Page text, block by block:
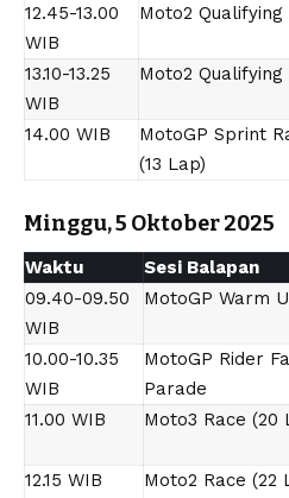
12.45-13.00
WIB
Moto2 Qualifying
13.10-13.25
WIB
Moto2 Qualifying
14.00 WIB
MotoGP Sprint
(13 Lap)
Minggu, 5 Oktober 2025
Waktu Sesi Balapan
09.40-09.50
WIB
MotoGP Warm
10.00-10.35
WIB
MotoGP Rider
Parade
11.00 WIB
Moto3 Race (20
12.15 WIB
Moto2 Race (22